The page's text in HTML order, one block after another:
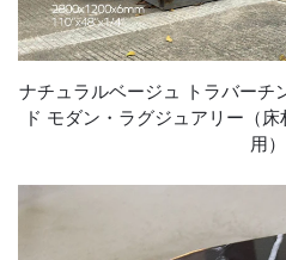
ナチュラルベージュ トラバーチ
ド モダン・ラグジュアリー（
用）